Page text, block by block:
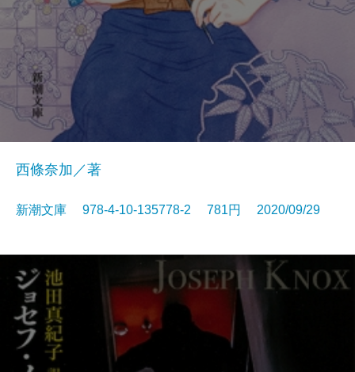
西條奈加／著
新潮文庫 978-4-10-135778-2 781円 2020/09/29